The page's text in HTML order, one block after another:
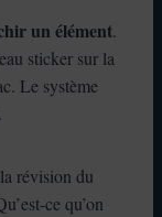
un élément.
sticker sur la
Le système
révision du
ce qu’on